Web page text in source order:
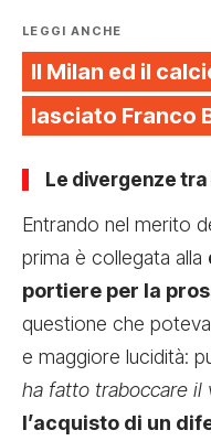
LEGGI ANCHE
Il Milan ed il
lasciato Franco
Le divergenze
Entrando nel merito
prima è collegata alla
portiere per la
questione che
e maggiore lucidità:
ha fatto traboccare il
l’acquisto di un